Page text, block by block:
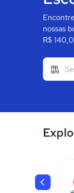
nossas
R$